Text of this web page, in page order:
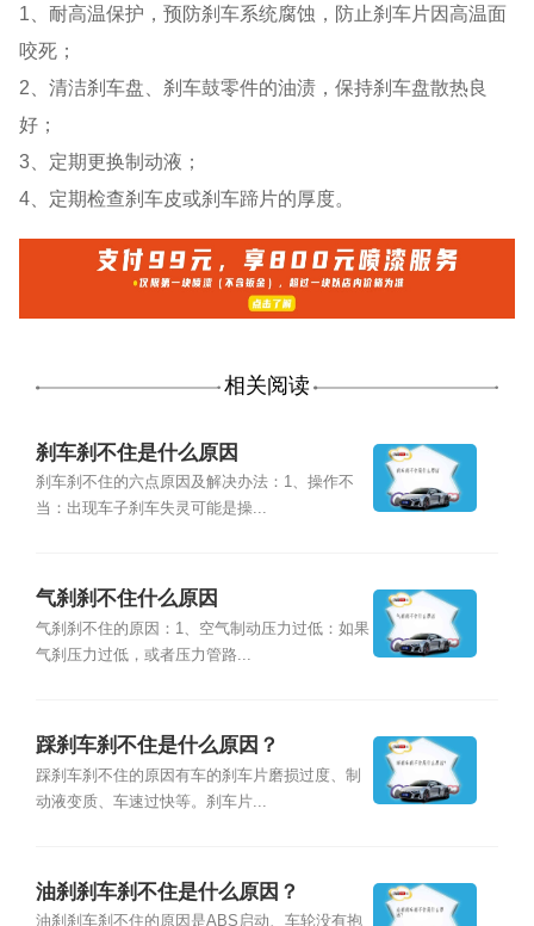
1、耐高温保护，预防刹车系统腐蚀，防止刹车片因高温面
咬死；
2、清洁刹车盘、刹车鼓零件的油渍，保持刹车盘散热良
好；
3、定期更换制动液；
4、定期检查刹车皮或刹车蹄片的厚度。
相关阅读
刹车刹不住是什么原因
刹车刹不住的六点原因及解决办法：1、操作不
当：出现车子刹车失灵可能是操...
气刹刹不住什么原因
气刹刹不住的原因：1、空气制动压力过低：如果
气刹压力过低，或者压力管路...
踩刹车刹不住是什么原因？
踩刹车刹不住的原因有车的刹车片磨损过度、制
动液变质、车速过快等。刹车片...
油刹刹车刹不住是什么原因？
油刹刹车刹不住的原因是ABS启动、车轮没有抱